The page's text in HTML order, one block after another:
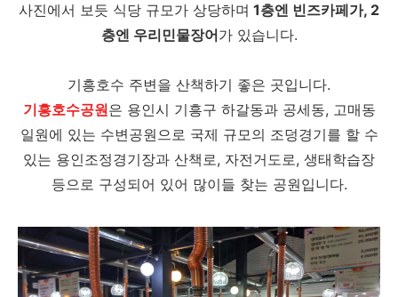
사진에서 보듯 식당 규모가 상당하며 1층엔 빈즈카페가, 2
층엔 우리민물장어가 있습니다.
기흥호수 주변을 산책하기 좋은 곳입니다.
기흥호수공원은 용인시 기흥구 하갈동과 공세동, 고매동
일원에 있는 수변공원으로 국제 규모의 조덩경기를 할 수
있는 용인조정경기장과 산책로, 자전거도로, 생태학습장
등으로 구성되어 있어 많이들 찾는 공원입니다.